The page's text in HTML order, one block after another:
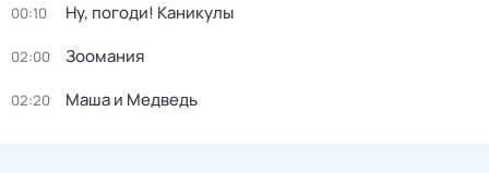
00:10 Ну, погоди! Каникулы
02:00 Зоомания
02:20 Маша и Медведь